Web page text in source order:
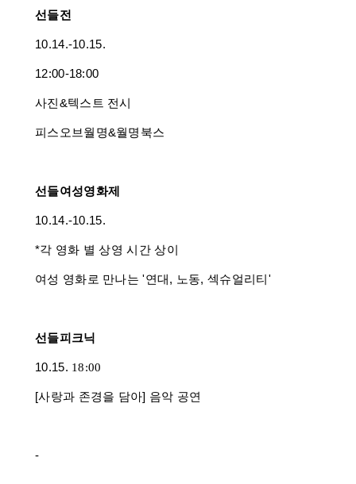
선들전
10.14.-10.15.
12:00-18:00
사진&텍스트 전시
피스오브월명&월명북스
선들여성영화제
10.14.-10.15.
*각 영화 별 상영 시간 상이
여성 영화로 만나는 '연대, 노동, 섹슈얼리티'
선들피크닉
10.15. 18:00
[사랑과 존경을 담아] 음악 공연
-